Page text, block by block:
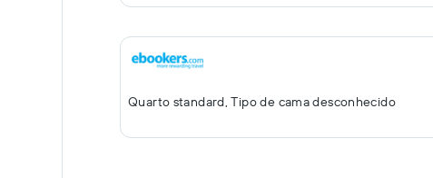
Quarto standard, Tipo de cama desconhecido